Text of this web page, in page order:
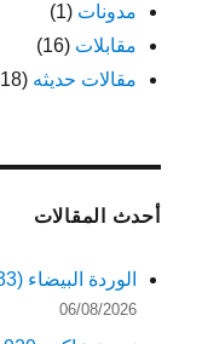
مدونات (1)
مقابلات (16)
مقالات حديثه (18)
أحدث المقالات
الوردة البيضاء (1933)
06/08/2026